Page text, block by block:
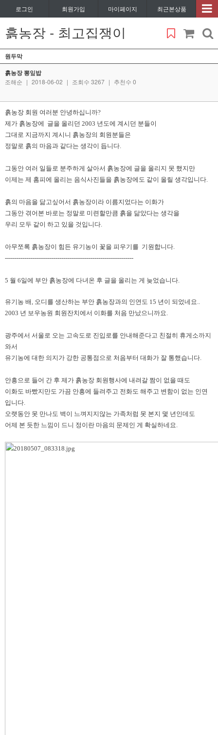
로그인 회원가입 마이페이지 최근본상품
흙농장 - 최고집쟁이
원두막
흙농장 뽕잎밥
조해순 | 2018-06-02 | 조회수 3267 | 추천수 0
흙농장 회원 여러분 안녕하십니까?
제가 흙농장에 글을 올리던 2003 년도에 계시던 분들이
그대로 지금까지 계시니 흙농장의 회원분들은
정말로 흙의 마음과 같다는 생각이 듭니다.
그동안 여러 일들로 분주하게 살아서 흙농장에 글을 올리지 못 했지만
이제는 제 홈피에 올리는 음식사진들을 흙농장에도 같이 올릴 생각입니다.
흙의 마음을 닮고싶어서 흙농장이라 이름지었다는 이화가
그동안 겪어본 바로는 정말로 미련할만큼 흙을 닮았다는 생각을
우리 모두 같이 하고 있을 것입니다.
아무쪼록 흙농장이 힘든 유기농이 꽃을 피우기를 기원합니다.
------------------------------------------------------------------
5 월 6일에 부안 흙농장에 다녀온 후 글을 올리는 게 늦었습니다.
유기농 배, 오디를 생산하는 부안 흙농장과의 인연도 15 년이 되었네요..
2003 년 보우농원 회원잔치에서 이화를 처음 만났으니까요.
광주에서 서울로 오는 고속도로 진입로를 안내해준다고 친절히 휴게소까지
와서
유기농에 대한 의지가 강한 공통점으로 처음부터 대화가 잘 통했습니다.
안흥으로 들어 간 후 제가 흙농장 회원행사에 내려갈 짬이 없을 때도
이화도 바빴지만도 가끔 안흥에 들려주고 전화도 해주고 변함이 없는 인연
입니다.
오랫동안 못 만나도 벽이 느껴지지않는 가족처럼 못 본지 몇 년인데도
어제 본 듯한 느낌이 드니 정이란 마음의 문제인 게 확실하네요.